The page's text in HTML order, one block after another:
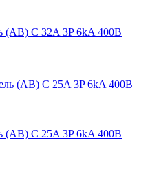
(АВ) C 32A 3P 6kA 400В
(АВ) C 25A 3P 6kA 400В